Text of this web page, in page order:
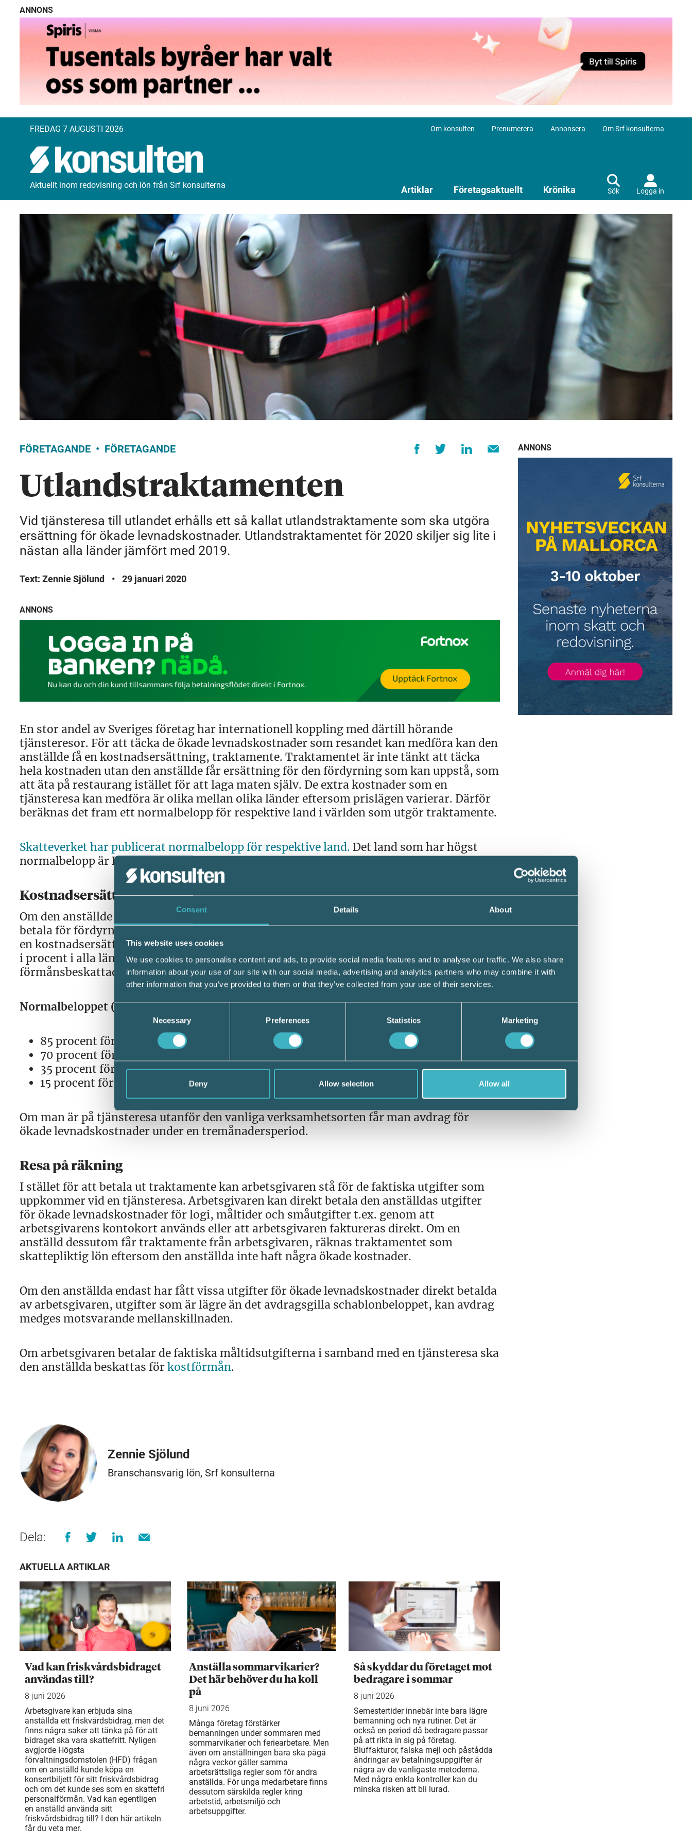
Consent Details About
This website uses cookies
We use cookies to personalise content and ads, to provide social media features and to analyse our traffic. We also share
information about your use of our site with our social media, advertising and analytics partners who may combine it with
other information that you’ve provided to them or that they’ve collected from your use of their services.
Necessary Preferences Statistics Marketing
Deny Allow selection Allow all
ANNONS
FREDAG 7 AUGUSTI 2026 Om konsulten Prenumerera Annonsera Om Srf konsulterna
Aktuellt inom redovisning och lön från Srf konsulterna Artiklar Företagsaktuellt Krönika Sök Logga in
FÖRETAGANDE FÖRETAGANDE
Utlandstraktamenten
Vid tjänsteresa till utlandet erhålls ett så kallat utlandstraktamente som ska utgöra
ersättning för ökade levnadskostnader. Utlandstraktamentet för 2020 skiljer sig lite i
nästan alla länder jämfört med 2019.
Text: Zennie Sjölund • 29 januari 2020
ANNONS
En stor andel av Sveriges företag har internationell koppling med därtill hörande
tjänsteresor. För att täcka de ökade levnadskostnader som resandet kan medföra kan den
anställde få en kostnadsersättning, traktamente. Traktamentet är inte tänkt att täcka
hela kostnaden utan den anställde får ersättning för den fördyrning som kan uppstå, som
att äta på restaurang istället för att laga maten själv. De extra kostnader som en
tjänsteresa kan medföra är olika mellan olika länder eftersom prislägen varierar. Därför
beräknas det fram ett normalbelopp för respektive land i världen som utgör traktamente.
Skatteverket har publicerat normalbelopp för respektive land. Det land som har högst
normalbelopp är Danmark 1016 kronor.
Kostnadsersättning för faktiska kostnader
Om den anställde inte får de extra kostnaderna eftersom personen inte själv behöver
betala för fördyrningen, exempelvis blir bjuden på middag av företaget, behövs inte heller
en kostnadsersättning. Därmed minskas traktamentet i storlek. Minskningen är lika stor
i procent i alla länder i världen utifrån normalbeloppet. Personen ska bli
förmånsbeskattad för middagen.
Normalbeloppet (hela eller delar av detta) för aktuellt land bör minskas med
85 procent för den som har fått helt fri kost
70 procent för den som har fått lunch och middag
35 procent för den som har fått lunch eller middag
15 procent för den som endast har fått frukost
Om man är på tjänsteresa utanför den vanliga verksamhetsorten får man avdrag för
ökade levnadskostnader under en tremånadersperiod.
Resa på räkning
I stället för att betala ut traktamente kan arbetsgivaren stå för de faktiska utgifter som
uppkommer vid en tjänsteresa. Arbetsgivaren kan direkt betala den anställdas utgifter
för ökade levnadskostnader för logi, måltider och småutgifter t.ex. genom att
arbetsgivarens kontokort används eller att arbetsgivaren faktureras direkt. Om en
anställd dessutom får traktamente från arbetsgivaren, räknas traktamentet som
skattepliktig lön eftersom den anställda inte haft några ökade kostnader.
Om den anställda endast har fått vissa utgifter för ökade levnadskostnader direkt betalda
av arbetsgivaren, utgifter som är lägre än det avdragsgilla schablonbeloppet, kan avdrag
medges motsvarande mellanskillnaden.
Om arbetsgivaren betalar de faktiska måltidsutgifterna i samband med en tjänsteresa ska
den anställda beskattas förkostförmån.
Zennie Sjölund
Branschansvarig lön, Srf konsulterna
Dela:
AKTUELLA ARTIKLAR
Vad kan friskvårdsbidraget
användas till?
8 juni 2026
Arbetsgivare kan erbjuda sina
anställda ett friskvårdsbidrag, men det
finns några saker att tänka på för att
bidraget ska vara skattefritt. Nyligen
avgjorde Högsta
förvaltningsdomstolen (HFD) frågan
om en anställd kunde köpa en
konsertbiljett för sitt friskvårdsbidrag
och om det kunde ses som en skattefri
personalförmån. Vad kan egentligen
en anställd använda sitt
friskvårdsbidrag till? I den här artikeln
får du veta mer.
Anställa sommarvikarier?
Det här behöver du ha koll
på
8 juni 2026
Många företag förstärker
bemanningen under sommaren med
sommarvikarier och feriearbetare. Men
även om anställningen bara ska pågå
några veckor gäller samma
arbetsrättsliga regler som för andra
anställda. För unga medarbetare finns
dessutom särskilda regler kring
arbetstid, arbetsmiljö och
arbetsuppgifter.
Så skyddar du företaget mot
bedragare i sommar
8 juni 2026
Semestertider innebär inte bara lägre
bemanning och nya rutiner. Det är
också en period då bedragare passar
på att rikta in sig på företag.
Bluffakturor, falska mejl och påstådda
ändringar av betalningsuppgifter är
några av de vanligaste metoderna.
Med några enkla kontroller kan du
minska risken att bli lurad.
ANNONS